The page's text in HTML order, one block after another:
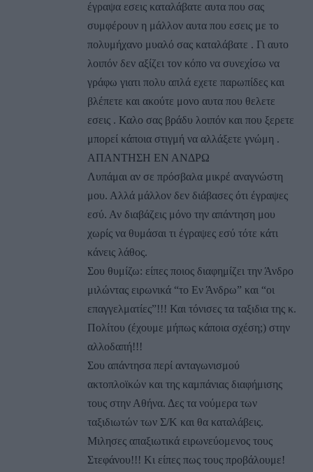
έγραψα εσεις καταλάβατε αυτα που σας
συμφέρουν η μάλλον αυτα που εσεις με το
πολυμήχανο μυαλό σας καταλάβατε . Γι αυτο
λοιπόν δεν αξίζει τον κόπο να συνεχίσω να
γράφω γιατι πολυ απλά εχετε παρωπίδες και
βλέπετε και ακούτε μονο αυτα που θελετε
εσεις . Καλο σας βράδυ λοιπόν και που ξερετε
μπορεί κάποια στιγμή να αλλάξετε γνώμη .
ΑΠΑΝΤΗΣΗ ΕΝ ΑΝΔΡΩ
Λυπάμαι αν σε πρόσβαλα μικρέ αναγνώστη
μου. Αλλά μάλλον δεν διάβασες ότι έγραψες
εσύ. Αν διαβάζεις μόνο την απάντηση μου
χωρίς να θυμάσαι τι έγραψες εσύ τότε κάτι
κάνεις λάθος.
Σου θυμίζω: είπες ποιος διαφημίζει την Άνδρο
μιλώντας ειρωνικά “το Εν Άνδρω” και “οι
επαγγελματίες”!!! Και τόνισες τα ταξιδια της κ.
Πολίτου (έχουμε μήπως κάποια σχέση;) στην
αλλοδαπή!!!
Σου απάντησα περί ανταγωνισμού
ακτοπλοϊκών και της καμπάνιας διαφήμισης
τους στην Αθήνα. Δες τα νούμερα των
ταξιδιωτών των Σ/Κ και θα καταλάβεις.
Μιλησες απαξιωτικά ειρωνεύομενος τους
Στεφάνου!!! Κι είπες πως τους προβάλουμε!